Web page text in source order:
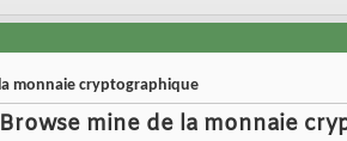
monnaie cryptographique
mine de la monnaie